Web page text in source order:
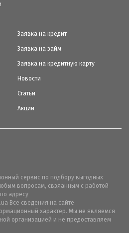
Заявка на кредит
Заявка на займ
Заявка на кредитную карту
Новости
Статьи
Акции
сервис по подбору выгодных
вопросам, свзяанным с работой
адресу
Все сведения на сайте
характер. Мы не являемся
организацией и не предоставляем